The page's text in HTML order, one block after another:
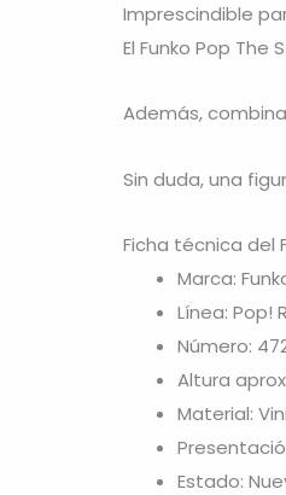
Imprescindible
El Funko Pop
Además,
Sin duda, una
Ficha técnica del
Marca:
Línea: Pop!
Número:
Altura
Material:
Estado: